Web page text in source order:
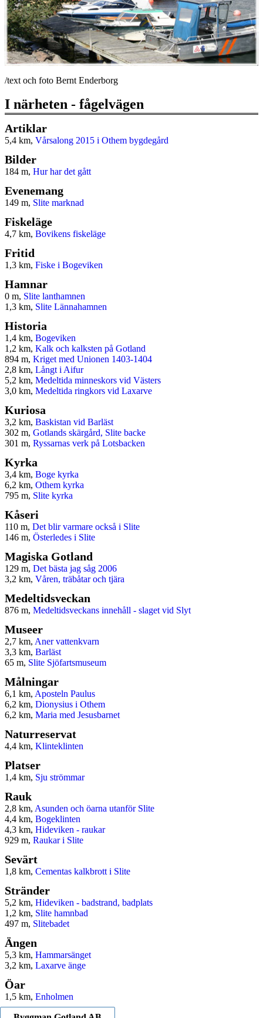
/text och foto Bernt Enderborg
I närheten - fågelvägen
Artiklar
5,4 km, Vårsalong 2015 i Othem bygdegård
Bilder
184 m, Hur har det gått
Evenemang
149 m, Slite marknad
Fiskeläge
4,7 km, Bovikens fiskeläge
Fritid
1,3 km, Fiske i Bogeviken
Hamnar
0 m, Slite lanthamnen
1,3 km, Slite Lännahamnen
Historia
1,4 km, Bogeviken
1,2 km, Kalk och kalksten på Gotland
894 m, Kriget med Unionen 1403-1404
2,8 km, Långt i Aifur
5,2 km, Medeltida minneskors vid Västers
3,0 km, Medeltida ringkors vid Laxarve
Kuriosa
3,2 km, Baskistan vid Barläst
302 m, Gotlands skärgård, Slite backe
301 m, Ryssarnas verk på Lotsbacken
Kyrka
3,4 km, Boge kyrka
6,2 km, Othem kyrka
795 m, Slite kyrka
Kåseri
110 m, Det blir varmare också i Slite
146 m, Österledes i Slite
Magiska Gotland
129 m, Det bästa jag såg 2006
3,2 km, Våren, träbåtar och tjära
Medeltidsveckan
876 m, Medeltidsveckans innehåll - slaget vid Slyt
Museer
2,7 km, Aner vattenkvarn
3,3 km, Barläst
65 m, Slite Sjöfartsmuseum
Målningar
6,1 km, Aposteln Paulus
6,2 km, Dionysius i Othem
6,2 km, Maria med Jesusbarnet
Naturreservat
4,4 km, Klinteklinten
Platser
1,4 km, Sju strömmar
Rauk
2,8 km, Asunden och öarna utanför Slite
4,4 km, Bogeklinten
4,3 km, Hideviken - raukar
929 m, Raukar i Slite
Sevärt
1,8 km, Cementas kalkbrott i Slite
Stränder
5,2 km, Hideviken - badstrand, badplats
1,2 km, Slite hamnbad
497 m, Slitebadet
Ängen
5,3 km, Hammarsänget
3,2 km, Laxarve änge
Öar
1,5 km, Enholmen